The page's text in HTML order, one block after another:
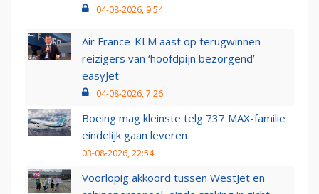
04-08-2026, 9:54
Air France-KLM aast op terugwinnen
reizigers van ‘hoofdpijn bezorgend’
easyJet
04-08-2026, 7:26
Boeing mag kleinste telg 737 MAX-familie
eindelijk gaan leveren
03-08-2026, 22:54
Voorlopig akkoord tussen WestJet en